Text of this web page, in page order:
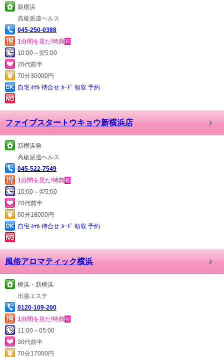
新横浜
高級派遣ヘルス
045-250-0388
1分間を見た!特典有
10:00～翌5:00
20代前半
70分30000円
自宅 ﾎﾃﾙ 待合せ ｶｰﾄﾞ 領収 予約
ファイブスタートウキョウ新横浜店
新横浜発
高級派遣ヘルス
045-522-7549
1分間を見た!特典有
10:00～翌5:00
20代前半
60分18000円
自宅 ﾎﾃﾙ 待合せ ｶｰﾄﾞ 領収 予約
風俗アロマティック横浜
横浜・新横浜
出張エステ
0120-109-200
1分間を見た!特典有
11:00～05:00
30代前半
70分17000円